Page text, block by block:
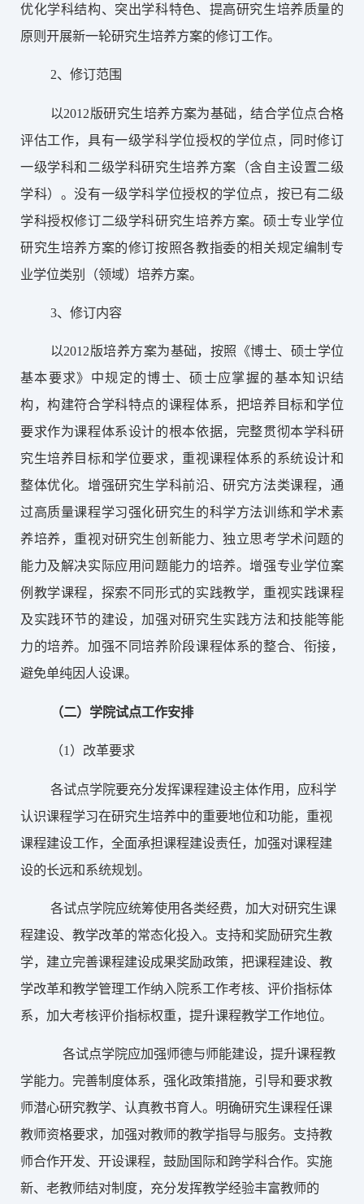
优化学科结构、突出学科特色、提高研究生培养质量的
原则开展新一轮研究生培养方案的修订工作。
2、修订范围
以2012版研究生培养方案为基础，结合学位点合格
评估工作，具有一级学科学位授权的学位点，同时修订
一级学科和二级学科研究生培养方案（含自主设置二级
学科）。没有一级学科学位授权的学位点，按已有二级
学科授权修订二级学科研究生培养方案。硕士专业学位
研究生培养方案的修订按照各教指委的相关规定编制专
业学位类别（领域）培养方案。
3、修订内容
以2012版培养方案为基础，按照《博士、硕士学位
基本要求》中规定的博士、硕士应掌握的基本知识结
构，构建符合学科特点的课程体系，把培养目标和学位
要求作为课程体系设计的根本依据，完整贯彻本学科研
究生培养目标和学位要求，重视课程体系的系统设计和
整体优化。增强研究生学科前沿、研究方法类课程，通
过高质量课程学习强化研究生的科学方法训练和学术素
养培养，重视对研究生创新能力、独立思考学术问题的
能力及解决实际应用问题能力的培养。增强专业学位案
例教学课程，探索不同形式的实践教学，重视实践课程
及实践环节的建设，加强对研究生实践方法和技能等能
力的培养。加强不同培养阶段课程体系的整合、衔接，
避免单纯因人设课。
（二）学院试点工作安排
（1）改革要求
各试点学院要充分发挥课程建设主体作用，应科学
认识课程学习在研究生培养中的重要地位和功能，重视
课程建设工作，全面承担课程建设责任，加强对课程建
设的长远和系统规划。
各试点学院应统筹使用各类经费，加大对研究生课
程建设、教学改革的常态化投入。支持和奖励研究生教
学，建立完善课程建设成果奖励政策，把课程建设、教
学改革和教学管理工作纳入院系工作考核、评价指标体
系，加大考核评价指标权重，提升课程教学工作地位。
各试点学院应加强师德与师能建设，提升课程教
学能力。完善制度体系，强化政策措施，引导和要求教
师潜心研究教学、认真教书育人。明确研究生课程任课
教师资格要求，加强对教师的教学指导与服务。支持教
师合作开发、开设课程，鼓励国际和跨学科合作。实施
新、老教师结对制度，充分发挥教学经验丰富教师的